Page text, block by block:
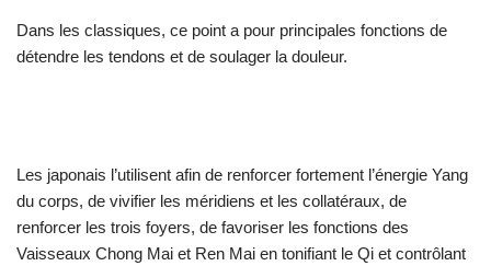
Dans les classiques, ce point a pour principales fonctions de
détendre les tendons et de soulager la douleur.
Les japonais l’utilisent afin de renforcer fortement l’énergie Yang
du corps, de vivifier les méridiens et les collatéraux, de
renforcer les trois foyers, de favoriser les fonctions des
Vaisseaux Chong Mai et Ren Mai en tonifiant le Qi et contrôlant